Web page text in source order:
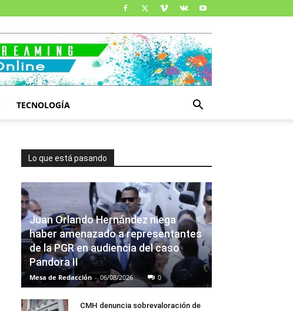
TECNOLOGÍA
Lo que está pasando
Juan Orlando Hernández niega
haber amenazado a representantes
de la PGR en audiencia del caso
Pandora II
Mesa de Redacción - 06/08/2026 0
CMH denuncia sobrevaloración de